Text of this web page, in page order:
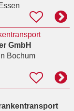
GmbH
Bochum